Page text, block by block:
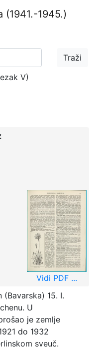
(1941.-1945.)
V)
Vidi PDF ...
(Bavarska) 15. I.
U
je zemlje
do 1932
sveuč.